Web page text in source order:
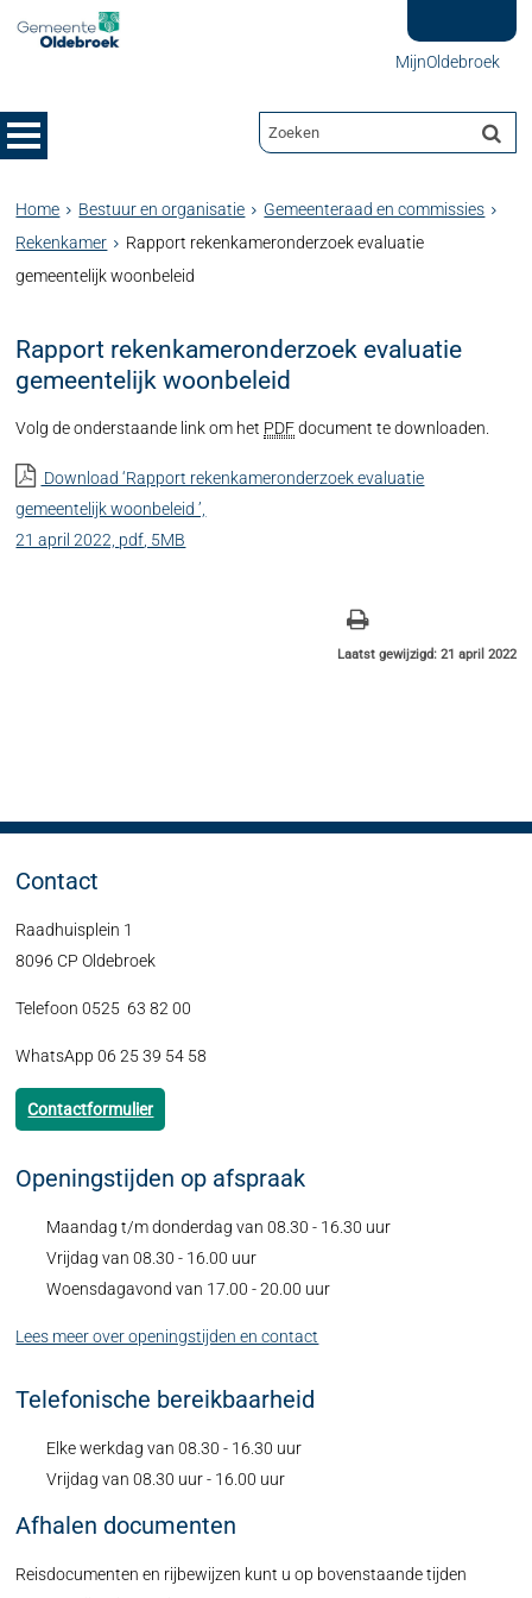
MijnOldebroek
Home Bestuur en organisatie
Gemeenteraad en commissies
Rekenkamer
Rapport rekenkameronderzoek evaluatie
gemeentelijk woonbeleid
Rapport rekenkameronderzoek evaluatie
gemeentelijk woonbeleid
Volg de onderstaande link om het PDFdocument te downloaden.
Download ‘Rapport rekenkameronderzoek evaluatie
gemeentelijk woonbeleid ’,
21 april 2022, pdf , 5MB
Laatst gewijzigd: 21 april 2022
Contact
Raadhuisplein 1
8096 CP Oldebroek
Telefoon 0525 63 82 00
WhatsApp 06 25 39 54 58
Contactformulier
Openingstijden op afspraak
Maandag t/m donderdag van 08.30 - 16.30 uur
Vrijdag van 08.30 - 16.00 uur
Woensdagavond van 17.00 - 20.00 uur
Lees meer over openingstijden en contact
Telefonische bereikbaarheid
Elke werkdag van 08.30 - 16.30 uur
Vrijdag van 08.30 uur - 16.00 uur
Afhalen documenten
Reisdocumenten en rijbewijzen kunt u op bovenstaande tijden